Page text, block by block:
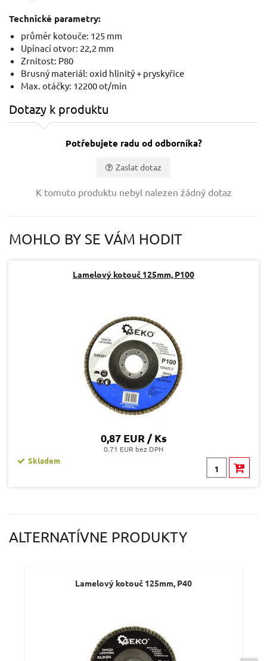
Technické parametry:
průměr kotouče: 125 mm
Upínací otvor: 22,2 mm
Zrnitost: P80
Brusný materiál: oxid hlinitý + pryskyřice
Max. otáčky: 12200 ot/min
Dotazy k produktu
Potřebujete radu od odborníka?
Zaslat dotaz
K tomuto produktu nebyl nalezen žádný dotaz
MOHLO BY SE VÁM HODIT
Lamelový kotouč 125mm, P100
0,87 EUR / Ks
0.71 EUR bez DPH
Skladem
ALTERNATÍVNE PRODUKTY
Lamelový kotouč 125mm, P40